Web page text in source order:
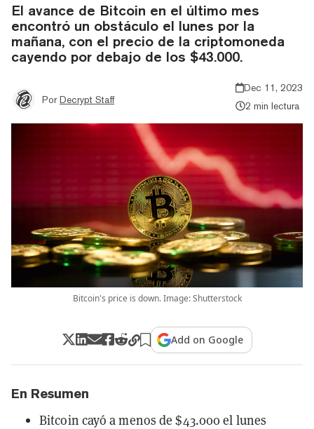
El avance de Bitcoin en el último mes
encontró un obstáculo el lunes por la
mañana, con el precio de la criptomoneda
cayendo por debajo de los $43.000.
Por Decrypt Staff
Dec 11, 2023
2 min lectura
Bitcoin's price is down. Image: Shutterstock
Add on Google
En Resumen
Bitcoin cayó a menos de $43.000 el lunes